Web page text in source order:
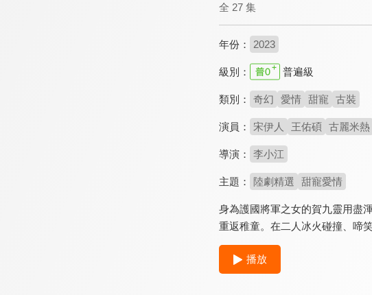
全 27 集
年份： 2023
級別： 普遍級
類別： 奇幻 愛情 甜寵 古裝
演員： 宋伊人 王佑碩 古麗米熱
導演： 李小江
主題： 陸劇精選 甜寵愛情
身為護國將軍之女的賀九靈用盡
重返稚童。在二人冰火碰撞、啼
播放